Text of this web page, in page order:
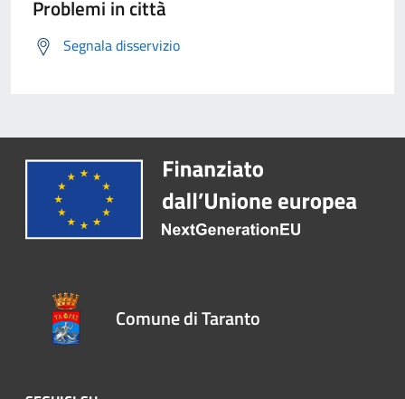
Problemi in città
Segnala disservizio
Comune di Taranto